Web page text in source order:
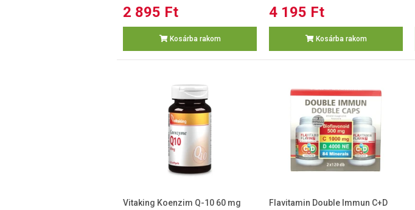
2 895 Ft
Kosárba rakom
4 195 Ft
Kosárba rakom
Vitaking Koenzim Q-10 60 mg
Flavitamin Double Immun C+D